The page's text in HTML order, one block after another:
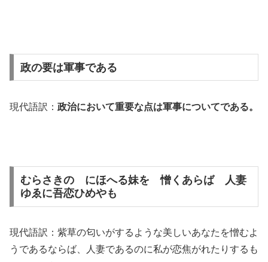
政の要は軍事である
現代語訳： 政治において重要な点は軍事についてである。
むらさきの にほへる妹を 憎くあらば 人妻
ゆゑに吾恋ひめやも
現代語訳：紫草の匂いがするような美しいあなたを憎むよ
うであるならば、人妻であるのに私が恋焦がれたりするも